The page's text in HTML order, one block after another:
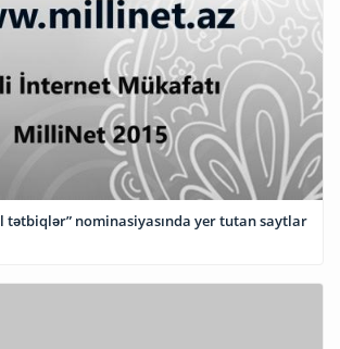
tətbiqlər” nominasiyasında yer tutan saytlar